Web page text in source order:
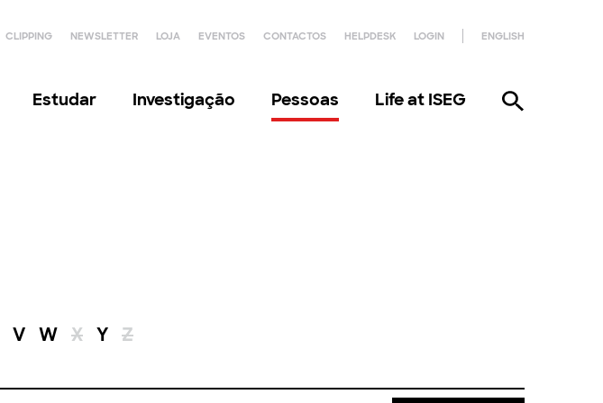
CLIPPING NEWSLETTER LOJA EVENTOS CONTACTOS HELPDESK LOGIN ENGLISH
Estudar Investigação Pessoas Life at ISEG
V W X Y Z